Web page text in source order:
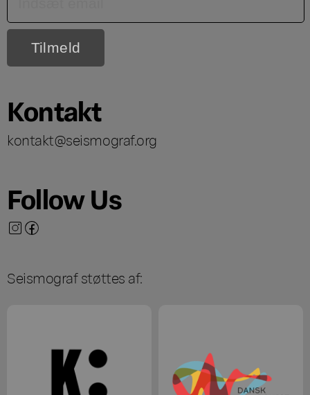
Kontakt
kontakt@seismograf.org
Follow Us
Seismograf støttes af: